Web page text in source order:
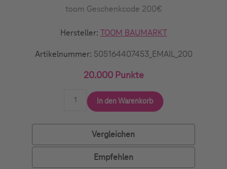
toom Geschenkcode 200€
Hersteller: TOOM BAUMARKT
Artikelnummer: 505164407453_EMAIL_200
20.000 Punkte
In den Warenkorb
Vergleichen
Empfehlen